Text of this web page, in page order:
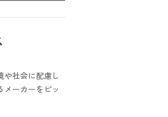
社会に配慮し
ーカーをピッ